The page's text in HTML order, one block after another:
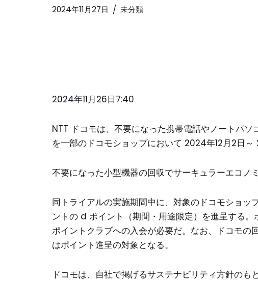
2024年11月27日 未分類
2024年11月26日7:40
NTT ドコモは、不要になった携帯電話やノートパ
を一部のドコモショップにおいて 2024年12月2日～
不要になった小型機器の回収でサーキュラーエコノ
同トライアルの実施期間中に、対象のドコモショッ
ントの d ポイント（期間・用途限定）を進呈する
ポイントクラブへの入会が必要だ。なお、ドコモ
はポイント進呈の対象となる。
ドコモは、自社で掲げるサステナビリティ方針の